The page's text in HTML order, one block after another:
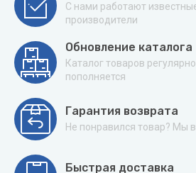
С нами работают
производители
Обновление каталога
Каталог товаров
пополняется
Гарантия возврата
Не понравился товар? Мы
Быстрая доставка